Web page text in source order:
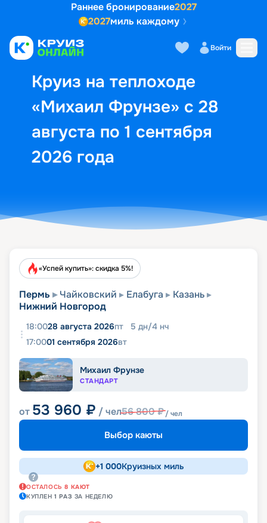
Раннее бронирование2027
2027миль каждому
Войти
Круиз на теплоходе
«Михаил Фрунзе» с 28
августа по 1 сентября
2026 года
Выбор кают Маршрут и
«Успей купить»: скидка 5%!
Пермь Чайковский Елабуга
Казань
Нижний Новгород
18:0028 августа 2026пт 5 дн/4 нч
17:0001 сентября 2026вт
Михаил Фрунзе
СТАНДАРТ
от 53 960 ₽ / чел56 800₽/ чел
Выбор каюты
+1 000Круизных миль
ОСТАЛОСЬ 8 КАЮТ
КУПЛЕН1 РАЗ ЗА НЕДЕЛЮ